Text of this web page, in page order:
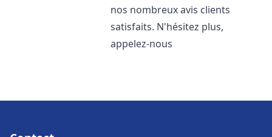
nos nombreux avis clients
satisfaits. N'hésitez plus,
appelez-nous